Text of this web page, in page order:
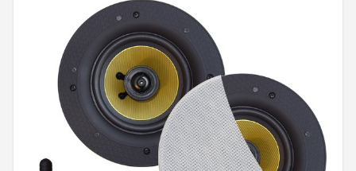
Samsung
Shop
POPULAIRE MERKEN
Power Dynamics